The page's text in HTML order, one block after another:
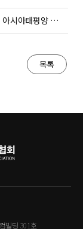
[2016 APAN Star Awards]2016 아시아태평양 스타 어워즈_핸드프린팅
목록
빌딩 301호